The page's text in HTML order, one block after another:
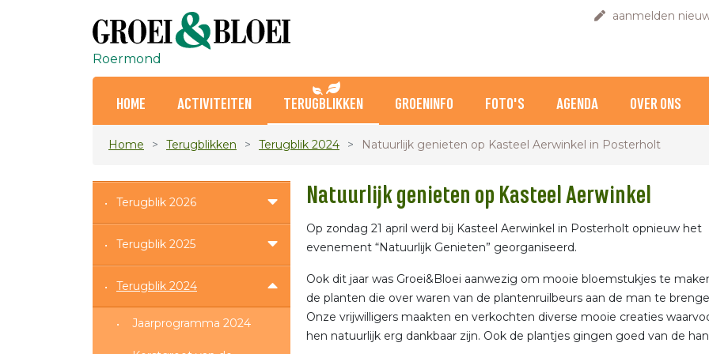
aanmelden
Roermond
HOME ACTIVITEITEN TERUGBLIKKEN GROENINFO FOTO'S AGENDA OVER ONS
Home Terugblikken Terugblik 2024 Natuurlijk genieten op Kasteel Aerwinkel in Posterholt
Terugblik 2026
Terugblik 2025
Terugblik 2024
Jaarprogramma 2024
Natuurlijk genieten op Kasteel Aerwinkel
Op zondag 21 april werd bij Kasteel Aerwinkel in Posterholt opnieuw het
evenement “Natuurlijk Genieten” georganiseerd.
Ook dit jaar was Groei&Bloei aanwezig om mooie bloemstukjes te
de planten die over waren van de plantenruilbeurs aan de man te
Onze vrijwilligers maakten en verkochten diverse mooie creaties
hen natuurlijk erg dankbaar zijn. Ook de plantjes gingen goed van de